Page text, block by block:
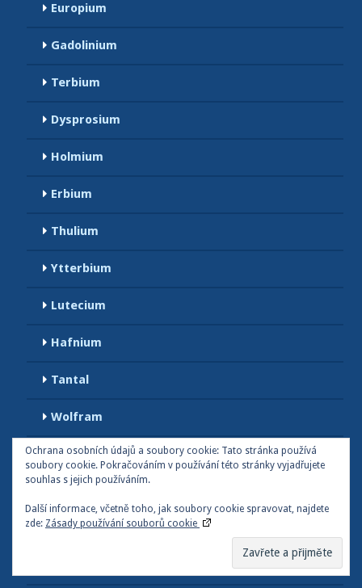
Europium
Gadolinium
Terbium
Dysprosium
Holmium
Erbium
Thulium
Ytterbium
Lutecium
Hafnium
Tantal
Wolfram
Rhenium
Iridium
Ochrana osobních údajů a soubory cookie: Tato stránka používá
soubory cookie. Pokračováním v používání této stránky vyjadřujete
souhlas s jejich používáním.
Další informace, včetně toho, jak soubory cookie spravovat, najdete
zde: Zásady používání souborů cookie